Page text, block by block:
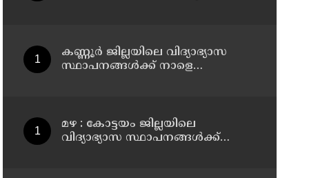
കണ്ണൂർ ജില്ലയിലെ വിദ്യാഭ്യാസ
സ്ഥാപനങ്ങള്‍ക്ക് നാളെ
മഴ : കോട്ടയം ജില്ലയിലെ
വിദ്യാഭ്യാസ സ്ഥാപനങ്ങൾക്ക്